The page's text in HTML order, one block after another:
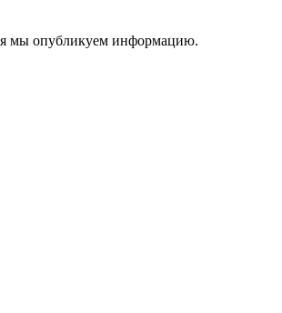
мы опубликуем информацию.